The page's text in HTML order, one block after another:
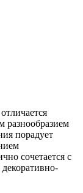
разнообразием
порадует
сочетается с